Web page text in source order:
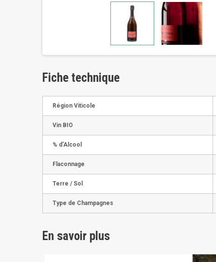
Fiche technique
Région Viticole
Vin BIO
% d'Alcool
Flaconnage
Terre / Sol
Type de Champagnes
En savoir plus